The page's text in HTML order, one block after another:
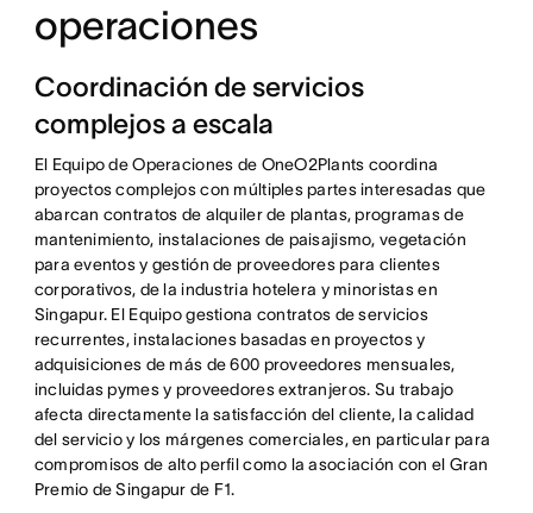
operaciones
Coordinación de servicios
complejos a escala
El Equipo de Operaciones de OneO2Plants coordina
proyectos complejos con múltiples partes interesadas que
abarcan contratos de alquiler de plantas, programas de
mantenimiento, instalaciones de paisajismo, vegetación
para eventos y gestión de proveedores para clientes
corporativos, de la industria hotelera y minoristas en
Singapur. El Equipo gestiona contratos de servicios
recurrentes, instalaciones basadas en proyectos y
adquisiciones de más de 600 proveedores mensuales,
incluidas pymes y proveedores extranjeros. Su trabajo
afecta directamente la satisfacción del cliente, la calidad
del servicio y los márgenes comerciales, en particular para
compromisos de alto perfil como la asociación con el Gran
Premio de Singapur de F1.